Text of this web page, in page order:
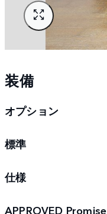
装備
オプション
標準
仕様
APPROVED Promise